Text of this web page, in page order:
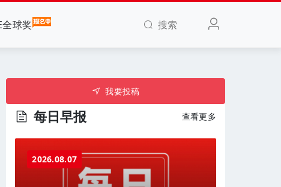
全球奖 搜索
我要投稿
每日早报 查看更多
2026.08.07